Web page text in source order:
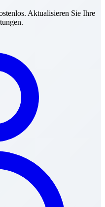
Aktualisieren Sie Ihre